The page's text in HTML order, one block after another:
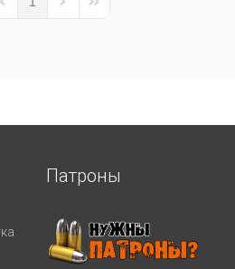
Previous PageNext PageLast Page
Патроны